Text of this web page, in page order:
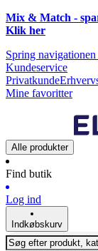
Mix & Match -
Klik her
Spring
Kundeservice
Privatkunde
Mine favoritter
Alle produkter
Find butik
Log ind
Indkøbskurv